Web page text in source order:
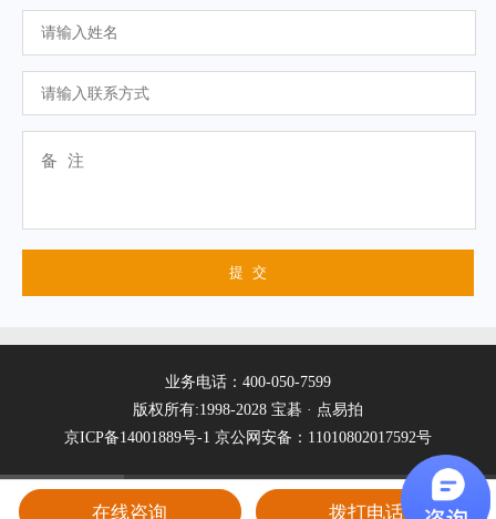
业务电话：400-050-7599
版权所有:1998-2028 宝碁 · 点易拍
京ICP备14001889号-1 京公网安备：11010802017592号
在线咨询 拨打电话